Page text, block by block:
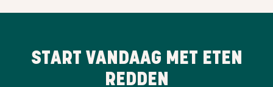
START VANDAAG MET ETEN
REDDEN